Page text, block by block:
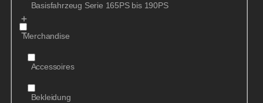
Basisfahrzeug Serie 165PS bis 190PS
Merchandise
Accessoires
Bekleidung